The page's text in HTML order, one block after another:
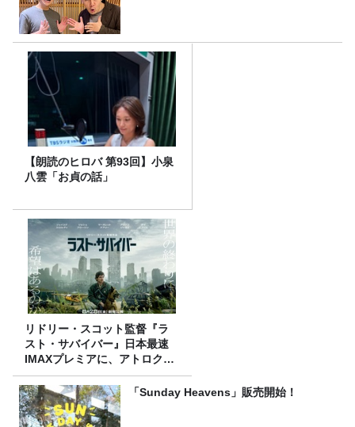
【朗読のヒロバ 第93回】小泉
八雲「お貞の話」
リドリー・スコット監督『ラ
スト・サバイバー』日本最速
IMAXプレミアに、アトロクリ
スナー60名をご招待！
「Sunday Heavens」販売開始！